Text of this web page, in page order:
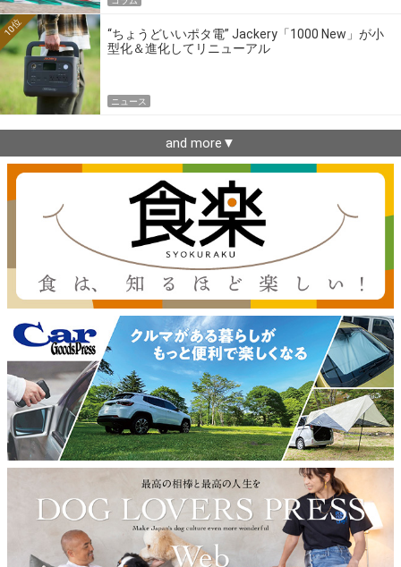
“ちょうどいいポタ電” Jackery「1000 New」が小
型化＆進化してリニューアル
10位
ニュース
and more▼